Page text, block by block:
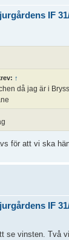
IF
↑
då jag är i
för att vi ska
IF
se vinsten. Två